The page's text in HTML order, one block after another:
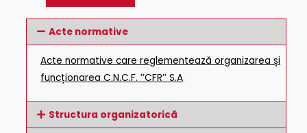
Acte normative
Acte normative care reglementează organizarea și
funcționarea C.N.C.F. ’’CFR’’ S.A.
Structura organizatorică